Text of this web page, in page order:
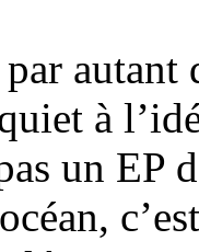
autant
à
un EP